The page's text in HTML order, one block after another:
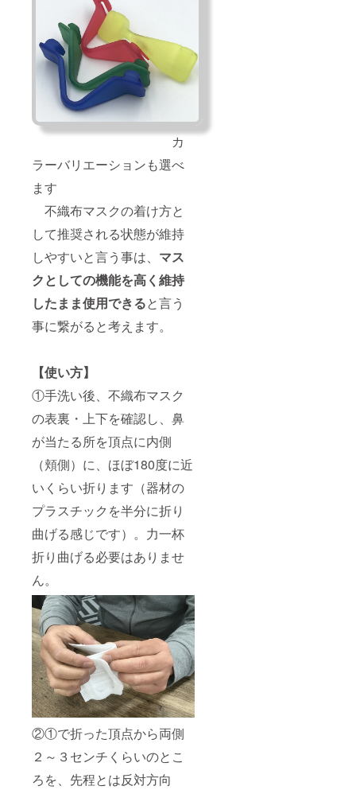
カ
ラーバリエーションも選べ
ます
不織布マスクの着け方と
して推奨される状態が維持
しやすいと言う事は、 マス
クとしての機能を高く維持
したまま使用できると言う
事に繋がると考えます。
【使い方】
①手洗い後、不織布マスク
の表裏・上下を確認し、鼻
が当たる所を頂点に内側
（頬側）に、ほぼ180度に近
いくらい折ります（器材の
プラスチックを半分に折り
曲げる感じです）。力一杯
折り曲げる必要はありませ
ん。
②①で折った頂点から両側
２～３センチくらいのとこ
ろを、先程とは反対方向